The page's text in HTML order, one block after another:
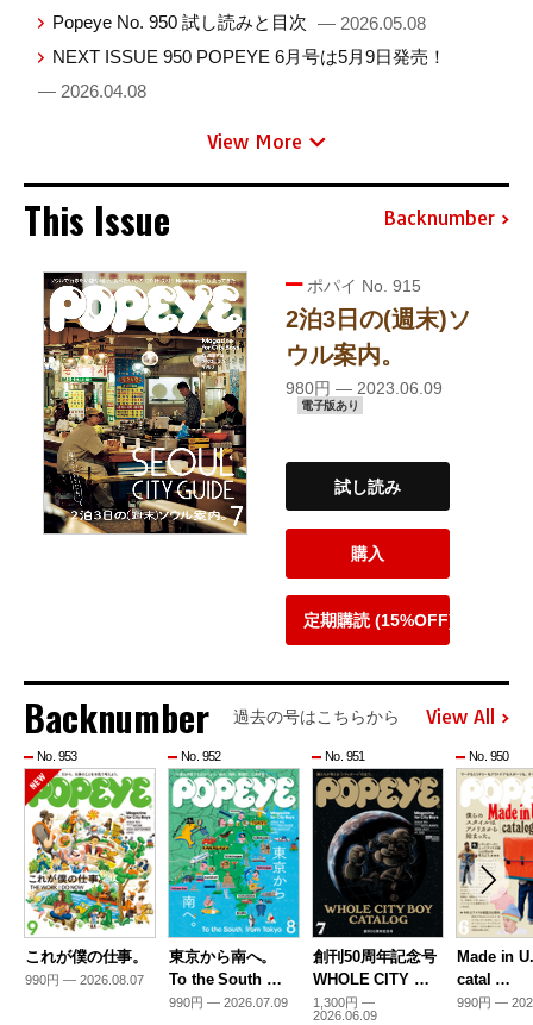
Popeye No. 950 試し読みと目次 — 2026.05.08
NEXT ISSUE 950 POPEYE 6月号は5月9日発売！
— 2026.04.08
View More
This Issue Backnumber
ポパイ No. 915
2泊3日の(週末)ソ
ウル案内。
980円 — 2023.06.09
電子版あり
試し読み
購入
定期購読 (15%OFF)
Backnumber 過去の号はこちらから View All
No. 953
これが僕の仕事。
990円 — 2026.08.07
No. 952
東京から南へ。
To the South …
990円 — 2026.07.09
No. 951
創刊50周年記念号
WHOLE CITY …
1,300円 —
2026.06.09
No. 950
Made in
catal …
990円 —